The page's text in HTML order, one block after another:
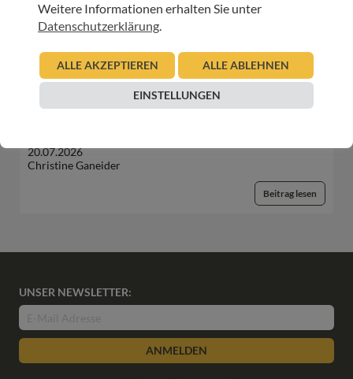
HOSPIZ TIROL
Großes Herz am Paulinum: Schülerinnen und Schüler
20.07.2026
Christine Ganeider
Beitrag lesen
UNSER NEWSLETTER:
ANMELDEN
Weitere Informationen erhalten Sie unter
Datenschutzerklärung.
ALLE AKZEPTIEREN ALLE ABLEHNEN
EINSTELLUNGEN